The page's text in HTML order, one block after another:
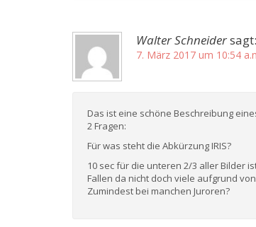
Walter Schneidersagt:
7. März 2017 um 10:54
Das ist eine schöne Beschreibung
2 Fragen:
Für was steht die Abkürzung IRIS?
10 sec für die unteren 2/3 aller Bilder
Fallen da nicht doch viele aufgrund
Zumindest bei manchen Juroren?